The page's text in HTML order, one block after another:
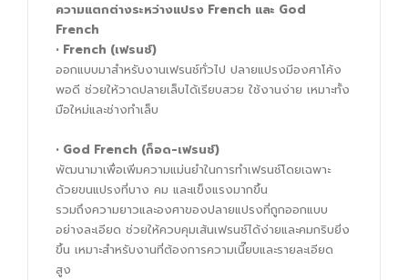
ความแตกต่างระหว่างแปรง French และ God
French
• French (เฟรนช์)
ออกแบบมาสำหรับงานเฟรนช์ทั่วไป ปลายแปรงมีองศาโค้ง
พอดี ช่วยให้วาดปลายเล็บได้เรียบสวย ใช้งานง่าย เหมาะทั้ง
มือใหม่และช่างทำเล็บ
• God French (ก็อด-เฟรนช์)
พัฒนามาเพื่อเพิ่มความแม่นยำในการทำเฟรนช์โดยเฉพาะ
ด้วยขนแปรงที่บาง คม และแข็งแรงมากขึ้น
รวมถึงความยาวและองศาของปลายแปรงที่ถูกออกแบบ
อย่างละเอียด ช่วยให้ควบคุมเส้นเฟรนช์ได้ง่ายและคมกริบยิ่ง
ขึ้น เหมาะสำหรับงานที่ต้องการความเนี๊ยบและรายละเอียด
สูง